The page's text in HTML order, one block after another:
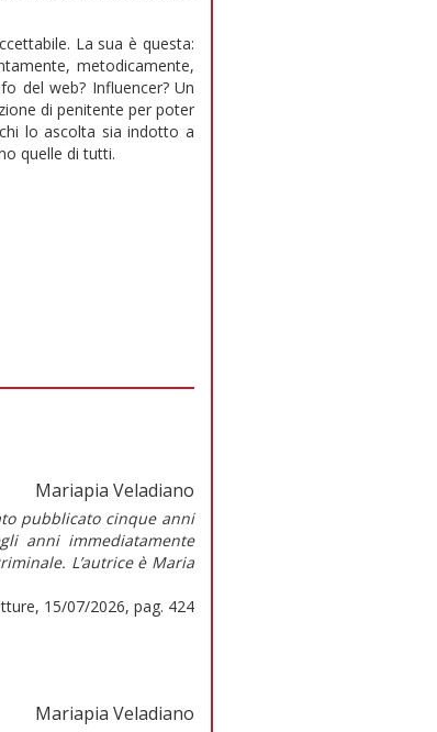
La sua è questa:
metodicamente,
del web? Influencer? Un
di penitente per poter
lo ascolta sia indotto a
quelle di tutti.
Mariapia Veladiano
pubblicato cinque anni
anni immediatamente
L’autrice è Maria
15/07/2026, pag. 424
Mariapia Veladiano